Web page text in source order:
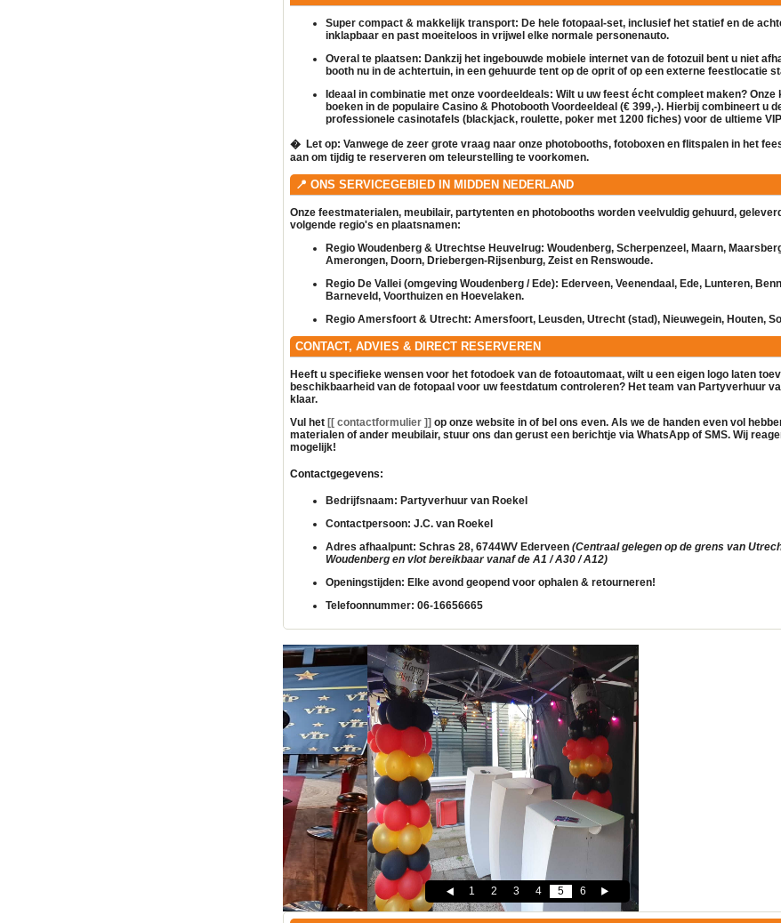
Super compact & makkelijk transport: De hele fotopaal -set, inclusief het statief en de
inklapbaar en past moeiteloos in vrijwel elke normale personenauto.
Overal te plaatsen: Dankzij het ingebouwde mobiele internet van de fotozuil bent u niet
booth nu in de achtertuin, in een gehuurde tent op de oprit of op een externe feestlocatie
Ideaal in combinatie met onze voordeeldeals: Wilt u uw feest écht compleet maken? Onze
boeken in de populaire Casino & Photobooth Voordeeldeal (€ 399,-). Hierbij combineert u
professionele casinotafels (blackjack, roulette, poker met 1200 fiches) voor de ultieme
� ️ Let op: Vanwege de zeer grote vraag naar onze photobooths, fotoboxen en flitspalen in het
aan om tijdig te reserveren om teleurstelling te voorkomen.
📍 ONS SERVICEGEBIED IN MIDDEN NEDERLAND
Onze feestmaterialen, meubilair, partytenten en photobooths worden veelvuldig gehuurd,
volgende regio's en plaatsnamen:
Regio Woudenberg & Utrechtse Heuvelrug: Woudenberg, Scherpenzeel, Maarn,
Amerongen, Doorn, Driebergen-Rijsenburg, Zeist en Renswoude.
Regio De Vallei (omgeving Woudenberg / Ede): Ederveen, Veenendaal, Ede, Lunteren,
Barneveld, Voorthuizen en Hoevelaken.
Regio Amersfoort & Utrecht: Amersfoort, Leusden, Utrecht (stad), Nieuwegein, Houten,
CONTACT, ADVIES & DIRECT RESERVEREN
Heeft u specifieke wensen voor het fotodoek van de fotoautomaat, wilt u een eigen logo laten
beschikbaarheid van de fotopaal voor uw feestdatum controleren? Het team van Partyverhuur
klaar.
Vul het [[ contactformulier ]] op onze website in of bel ons even. Als we de handen even vol
materialen of ander meubilair, stuur ons dan gerust een berichtje via WhatsApp of SMS. Wij
mogelijk!
Contactgegevens:
Bedrijfsnaam: Partyverhuur van Roekel
Contactpersoon: J.C. van Roekel
Adres afhaalpunt: Schras 28, 6744WV Ederveen (Centraal gelegen op de grens van
Woudenberg en vlot bereikbaar vanaf de A1 / A30 / A12)
Openingstijden: Elke avond geopend voor ophalen & retourneren!
Telefoonnummer: 06-16656665
1 2 3 4 5 6